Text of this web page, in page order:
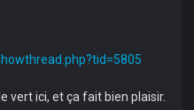
vert ici, et ça fait bien plaisir.